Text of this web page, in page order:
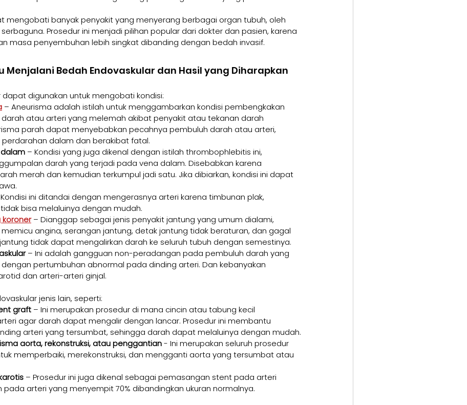
mengobati banyak penyakit yang menyerang berbagai organ tubuh, oleh
Prosedur ini menjadi pilihan popular dari dokter dan pasien, karena
masa penyembuhan lebih singkat dibanding dengan bedah invasif.
Menjalani Bedah Endovaskular dan Hasil yang Diharapkan
digunakan untuk mengobati kondisi:
– Aneurisma adalah istilah untuk menggambarkan kondisi pembengkakan
atau arteri yang melemah akibat penyakit atau tekanan darah
parah dapat menyebabkan pecahnya pembuluh darah atau arteri,
dalam dan berakibat fatal.
– Kondisi yang juga dikenal dengan istilah thrombophlebitis ini,
darah yang terjadi pada vena dalam. Disebabkan karena
merah dan kemudian terkumpul jadi satu. Jika dibiarkan, kondisi ini dapat
ini ditandai dengan mengerasnya arteri karena timbunan plak,
bisa melaluinya dengan mudah.
koroner – Dianggap sebagai jenis penyakit jantung yang umum dialami,
angina, serangan jantung, detak jantung tidak beraturan, dan gagal
tidak dapat mengalirkan darah ke seluruh tubuh dengan semestinya.
– Ini adalah gangguan non-peradangan pada pembuluh darah yang
dengan pertumbuhan abnormal pada dinding arteri. Dan kebanyakan
dan arteri-arteri ginjal.
jenis lain, seperti:
graft – Ini merupakan prosedur di mana cincin atau tabung kecil
agar darah dapat mengalir dengan lancar. Prosedur ini membantu
arteri yang tersumbat, sehingga darah dapat melaluinya dengan mudah.
aorta, rekonstruksi, atau penggantian - Ini merupakan seluruh prosedur
memperbaiki, merekonstruksi, dan mengganti aorta yang tersumbat atau
– Prosedur ini juga dikenal sebagai pemasangan stent pada arteri
pada arteri yang menyempit 70% dibandingkan ukuran normalnya.